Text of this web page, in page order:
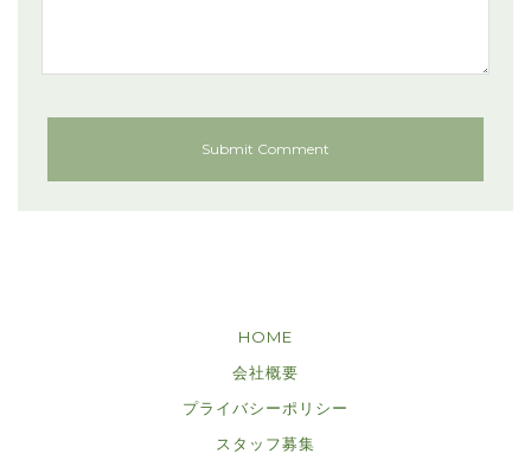
HOME
会社概要
プライバシーポリシー
スタッフ募集